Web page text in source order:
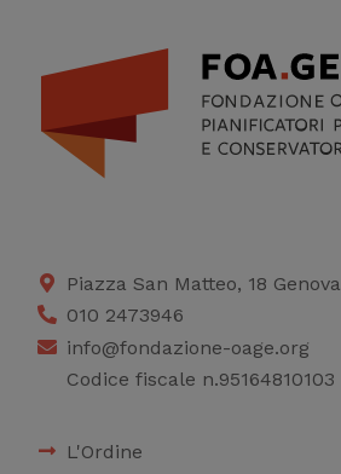
Piazza San Matteo, 18 Genova
010 2473946
info@fondazione-oage.org
Codice fiscale n.95164810103
L'Ordine